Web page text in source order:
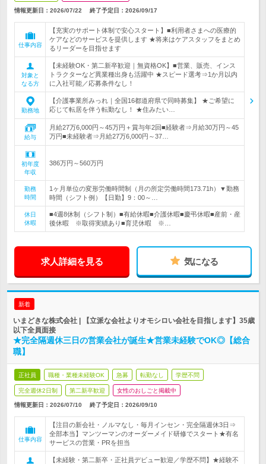
情報更新日：2026/07/22 終了予定日： 2026/09/17
仕事内容
【充実のサポート体制で安心スタート】■利用者さまへの医療的
ケアなどのサービスを提供します ★将来はケアスタッフをまとめ
るリーダーを目指せます
対象と
なる方
【未経験OK・第二新卒歓迎｜無資格OK】■営業、販売、インス
トラクターなど異業種出身も活躍中 ★スピード選考⇒1か月以内
に入社可能／応募条件なし！
勤務地
【介護事業所みっれ｜全国16都道府県で同時募集】 ★ご希望に
応じて転居を伴う転勤なし！ ★住みたい…
給与
月給27万6,000円～45万円＋賞与年2回■経験者⇒月給30万円～45
万円■未経験者⇒月給27万6,000円～37…
初年度
年収
386万円～560万円
勤務
時間
1ヶ月単位の変形労働時間制（月の所定労働時間173.71h）▼勤務
時間（シフト例）【日勤】9：00～…
休日
休暇
■4週8休制（シフト制）■有給休暇■介護休暇■慶弔休暇■産前・産
後休暇 ※取得実績あり■育児休暇 ※…
求人詳細を見る 気になる
新着
いまどきな株式会社 | 【立派な会社よりオモシロい会社を目指します】35歳
以下全員面接
★完全隔週休三日の営業会社が誕生★営業未経験でOK◎【総合
職】
正社員 職種・業種未経験OK 急募 転勤なし 学歴不問
完全週休2日制 第二新卒歓迎 女性のおしごと掲載中
情報更新日：2026/07/10 終了予定日： 2026/09/10
仕事内容
【注目の新会社・ノルマなし・毎月インセン・完全隔週休3日⇒
全部本当】マンツーマンのオーダーメイド研修でスタート★有名
サービスの営業・PRを担当
【未経験・第二新卒・正社員デビュー歓迎／学歴不問】★経験不